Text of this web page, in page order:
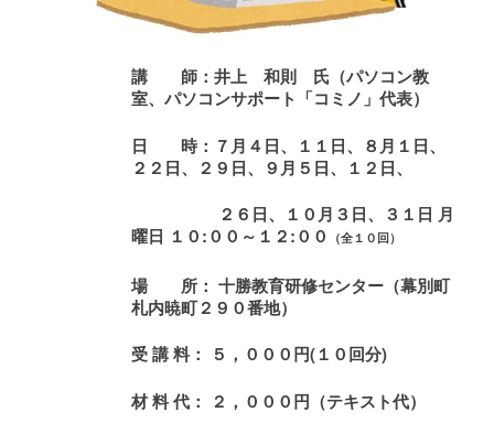
講 師 ：井上 和則 氏 （パソコン教
室、パソコンサポート「コミノ」代表）
日 時：７ 月４日、１１日、８月１日、
２２日、２９日、９月５日、１２日、
２６ 日、１０月３日、３１日 月
曜日 １０:００～１２:００
（全１０回）
場 所 ：十勝教育研修センター （幕別町
札内暁町２９０番地）
受 講 料 ： ５，０００円(１０回分)
材 料 代 ： ２，０００円（テキスト代）